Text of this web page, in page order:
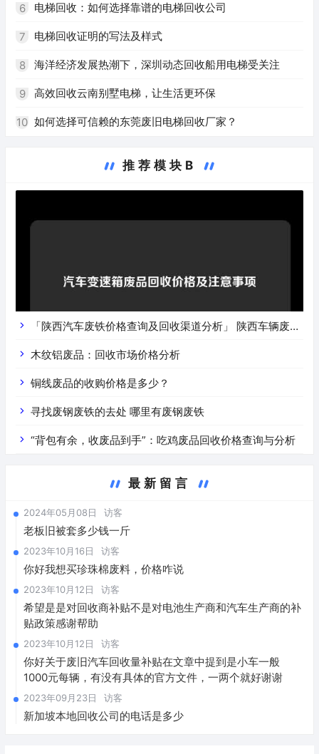
6 电梯回收：如何选择靠谱的电梯回收公司
7 电梯回收证明的写法及样式
8 海洋经济发展热潮下，深圳动态回收船用电梯受关注
9 高效回收云南别墅电梯，让生活更环保
10 如何选择可信赖的东莞废旧电梯回收厂家？
推荐模块B
「陕西汽车废铁价格查询及回收渠道分析」 陕西车辆废铁
价是什么
木纹铝废品：回收市场价格分析
铜线废品的收购价格是多少？
寻找废钢废铁的去处 哪里有废钢废铁
“背包有余，收废品到手”：吃鸡废品回收价格查询与分析
最新留言
2024年05月08日 访客
老板旧被套多少钱一斤
2023年10月16日 访客
你好我想买珍珠棉废料，价格咋说
2023年10月12日 访客
希望是是对回收商补贴不是对电池生产商和汽车生产商的补
贴政策感谢帮助
2023年10月12日 访客
你好关于废旧汽车回收量补贴在文章中提到是小车一般
1000元每辆，有没有具体的官方文件，一两个就好谢谢
2023年09月23日 访客
新加坡本地回收公司的电话是多少